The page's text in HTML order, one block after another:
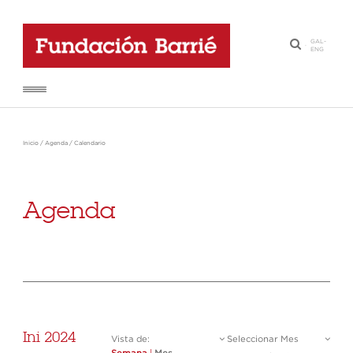
·
GAL-
ENG
Inicio / Agenda / Calendario
Agenda
Ini 2024
Vista de:
Seleccionar Mes